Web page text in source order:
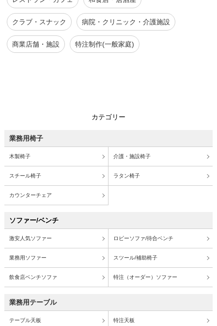
クラブ・スナック 病院・クリニック・介護施設
商業店舗・施設 特注制作(一般家庭)
カテゴリー
業務用椅子
木製椅子 介護・施設椅子
スチール椅子 ラタン椅子
カウンターチェア
ソファー/ベンチ
激安人気ソファー ロビーソファ/待合ベンチ
業務用ソファー スツール/補助椅子
飲食店ベンチソファ 特注（オーダー）ソファー
業務用テーブル
テーブル天板 特注天板